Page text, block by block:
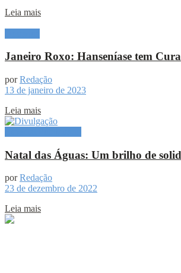
Leia mais
Janeiro Roxo: Hanseníase tem Cura
por Redação
13 de janeiro de 2023
Leia mais
Natal das Águas: Um brilho de
por Redação
23 de dezembro de 2022
Leia mais